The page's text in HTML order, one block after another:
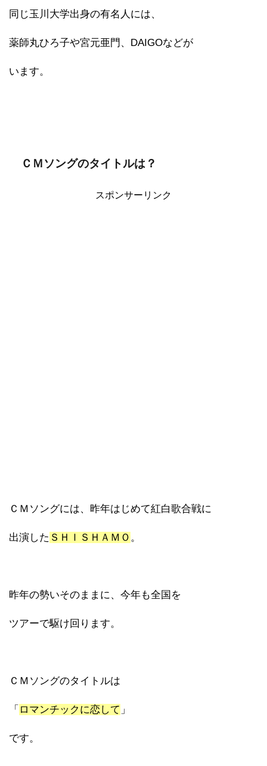
同じ玉川大学出身の有名人には、
薬師丸ひろ子や宮元亜門、DAIGOなどが
います。
ＣＭソングのタイトルは？
スポンサーリンク
ＣＭソングには、昨年はじめて紅白歌合戦に
出演した ＳＨＩＳＨＡＭＯ 。
昨年の勢いそのままに、今年も全国を
ツアーで駆け回ります。
ＣＭソングのタイトルは
「 ロマンチックに恋して 」
です。